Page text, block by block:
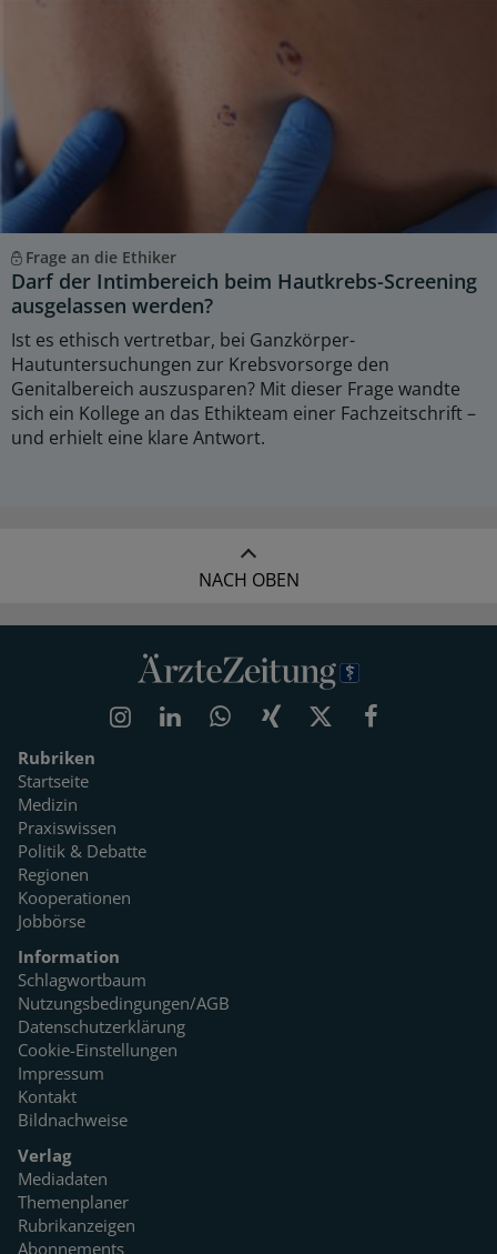
Frage an die Ethiker
Darf der Intimbereich beim Hautkrebs-Screening
ausgelassen werden?
Ist es ethisch vertretbar, bei Ganzkörper-
Hautuntersuchungen zur Krebsvorsorge den
Genitalbereich auszusparen? Mit dieser Frage wandte
sich ein Kollege an das Ethikteam einer Fachzeitschrift –
und erhielt eine klare Antwort.
NACH OBEN
Rubriken
Startseite
Medizin
Praxiswissen
Politik & Debatte
Regionen
Kooperationen
Jobbörse
Information
Schlagwortbaum
Nutzungsbedingungen/AGB
Datenschutzerklärung
Cookie-Einstellungen
Impressum
Kontakt
Bildnachweise
Verlag
Mediadaten
Themenplaner
Rubrikanzeigen
Abonnements